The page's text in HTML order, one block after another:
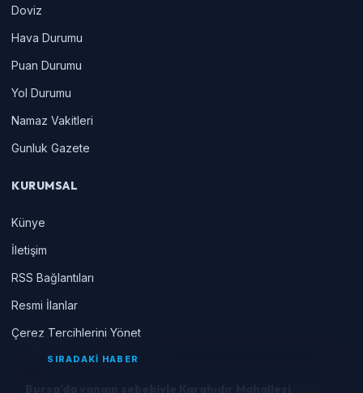
Doviz
Hava Durumu
Puan Durumu
Yol Durumu
Namaz Vakitleri
Gunluk Gazete
KURUMSAL
Künye
İletişim
RSS Bağlantıları
Resmi İlanlar
Çerez Tercihlerini Yönet
SIRADAKİ HABER